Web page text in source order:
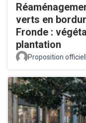
verts en
Fronde :
plantation
Proposition